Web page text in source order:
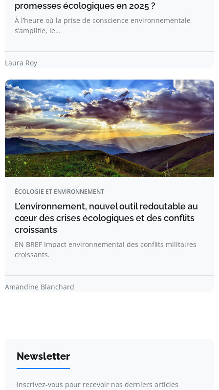
promesses écologiques en 2025 ?
À l’heure où la prise de conscience environnementale
s’amplifie, le…
Laura Roy
ÉCOLOGIE ET ENVIRONNEMENT
L’environnement, nouvel outil redoutable au
cœur des crises écologiques et des conflits
croissants
EN BREF Impact environnemental des conflits militaires
croissants.
Amandine Blanchard
Newsletter
Inscrivez-vous pour recevoir nos derniers articles